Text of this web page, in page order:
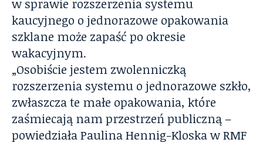
w sprawie rozszerzenia systemu
kaucyjnego o jednorazowe opakowania
szklane może zapaść po okresie
wakacyjnym.
„Osobiście jestem zwolenniczką
rozszerzenia systemu o jednorazowe szkło,
zwłaszcza te małe opakowania, które
zaśmiecają nam przestrzeń publiczną –
powiedziała Paulina Hennig-Kloska w RMF